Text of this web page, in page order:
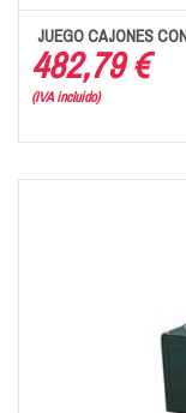
JUEGO CAJONES
482,79 €
(IVA incluido)